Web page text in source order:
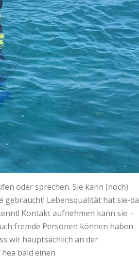
oder sprechen. Sie kann (noch)
gebraucht! Lebensqualität hat sie-
Kontakt aufnehmen kann sie –
fremde Personen können haben
wir hauptsächlich an der
bald einen